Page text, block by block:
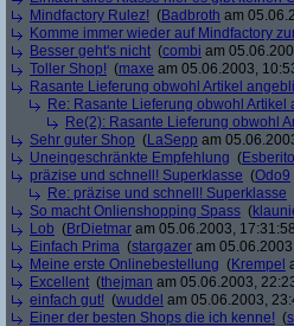
Mindfactory Rulez! (Badbroth am
Komme immer wieder auf Mindfactory
Besser geht's nicht (combi am
Toller Shop! (maxe am 05.06.2003,
Rasante Lieferung obwohl Artikel
Re: Rasante Lieferung obwohl
Re(2): Rasante Lieferung obwohl
Sehr guter Shop (LaSepp am
Uneingeschränkte Empfehlung (
präzise und schnell! Superklasse (Odo9
Re: präzise und schnell! Superklasse
So macht Onlienshopping Spass (
Lob (BrDietmar am 05.06.2003,
Einfach Prima (stargazer am
Meine erste Onlinebestellung (Krempel
Excellent (thejman am 05.06.2003,
einfach gut! (wuddel am 05.06.2003,
Einer der besten Shops die ich kenne! (